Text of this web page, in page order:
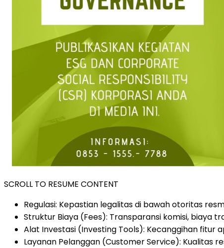
SCROLL TO RESUME CONTENT
Regulasi: Kepastian legalitas di bawah otoritas
Struktur Biaya (Fees): Transparansi komisi, biaya
Alat Investasi (Investing Tools): Kecanggihan fitur
Layanan Pelanggan (Customer Service): Kualitas